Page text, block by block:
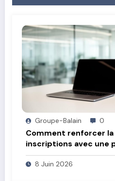
Groupe-Balain 0
Comment renforcer
inscriptions avec une
confiance
8 Juin 2026